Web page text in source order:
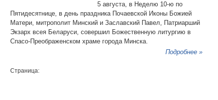
5 августа, в Неделю 10-ю по
Пятидесятнице, в день праздника Почаевской Иконы Божией
Матери, митрополит Минский и Заславский Павел, Патриарший
Экзарх всея Беларуси, совершил Божественную литургию в
Спасо-Преображенском храме города Минска.
Подробнее »
Страница: